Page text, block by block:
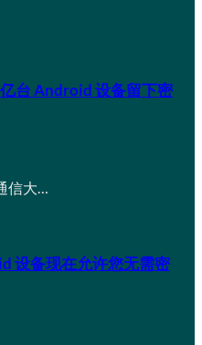
台 Android 设备留下密
大…
设备现在允许您无需密